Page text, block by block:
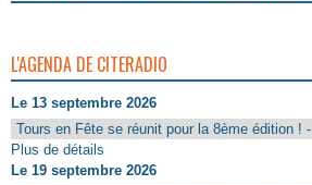
L'AGENDA DE CITERADIO
Le 13 septembre 2026
Tours en Fête se réunit pour la 8ème édition ! -
Plus de détails
Le 19 septembre 2026